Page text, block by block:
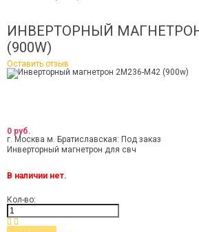
ИНВЕРТОРНЫЙ МАГНЕТРОН
(900W)
Оставить отзыв
0 руб.
г. Москва м. Братиславская: Под заказ
Инверторный магнетрон для свч
В наличии нет.
Кол-во: